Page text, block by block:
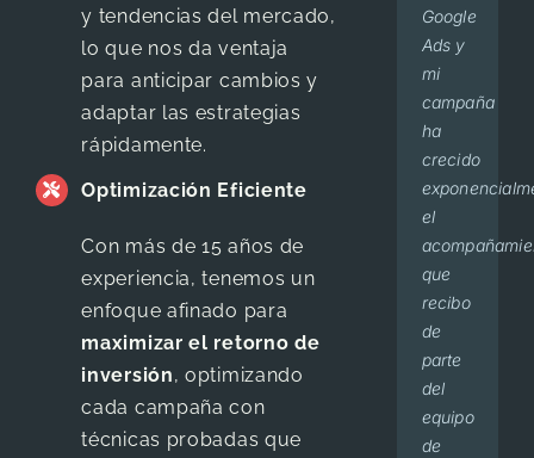
y tendencias del mercado,
lo que nos da ventaja
para anticipar cambios y
adaptar las estrategias
rápidamente.
Optimización Eficiente
Con más de 15 años de
experiencia, tenemos un
enfoque afinado para
maximizar el retorno de
inversión, optimizando
cada campaña con
técnicas probadas que
Google
Ads y
mi
campaña
ha
crecido
el
que
recibo
de
parte
del
equipo
de
best
possible
manner
and
with a
huge
sense
of
personal
touch.
We
have
been
working
with
them
que
trabajo
con
ellos.
Me
brindan
trato
personalizado
y
siempre
pendientes
de mis
necesidades.
Los
recomiendo
con
cada
mes,
seguimiento
en
cada
mensaje
o
llamada
que
hemos
hecho
por
dudas
o
comentarios.
Las
del
marketing
de mi
consultorio,
desde
el
inicio,
he
estado
en el
primer
lugar
en los
resultados
de los
buscadores,
hemos
mejorado
nuestras
campañas
y su
servicio
e
informes
son
oportunos!
Juan
Pablo
tengo
25
cirugías
al mes
Dr. Mario,